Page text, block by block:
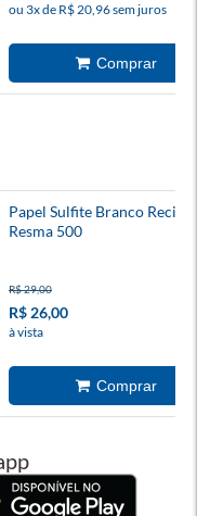
ou 3x de R$ 20,96 sem juros
Papel Sulfite Branco
Resma 500
R$ 29,00
R$ 26,00
à vista